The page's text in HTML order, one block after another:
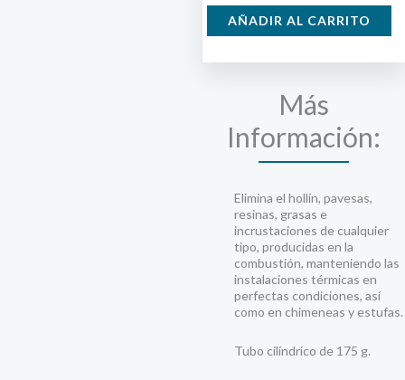
paraAÑADIR AL CARRITO
Más
Información:
Elimina el hollín, pavesas,
resinas, grasas e
incrustaciones de cualquier
tipo, producidas en la
combustión, manteniendo las
instalaciones térmicas en
perfectas condiciones, así
como en chimeneas y estufas.
Tubo cilíndrico de 175 g.